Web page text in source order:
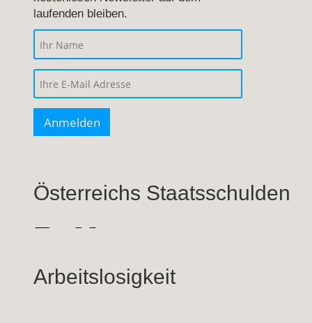
laufenden bleiben.
Österreichs Staatsschulden
Arbeitslosigkeit